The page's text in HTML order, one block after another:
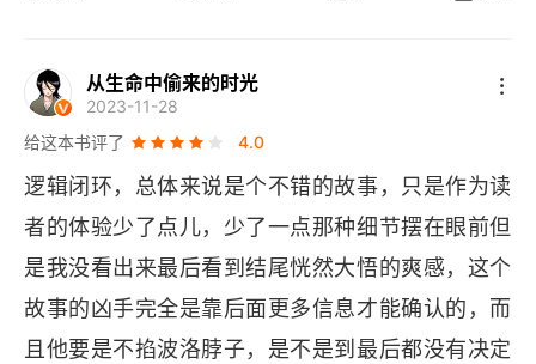
是仇恨，都需要我们不断地去约束自己，将恶牢牢
地禁锢起来。此外，这本小说在思维上还带给我两
点启发，一是波洛侦探的反向思维。在海盗旗旅馆
一派祥和的悠闲度假背景下，大家都默认这里不会
有罪案发生。但波洛侦探的直觉是，这反而是个绝
佳的犯罪地。因为，"到这里来的每一个人都是来度
假的。" 没有人需要解释，我为什么会出现在这
从生命中偷来的时光
2023-11-28
给这本书评了
4.0
逻辑闭环，总体来说是个不错的故事，只是作为读
者的体验少了点儿，少了一点那种细节摆在眼前但
是我没看出来最后看到结尾恍然大悟的爽感，这个
故事的凶手完全是靠后面更多信息才能确认的，而
且他要是不掐波洛脖子，是不是到最后都没有决定